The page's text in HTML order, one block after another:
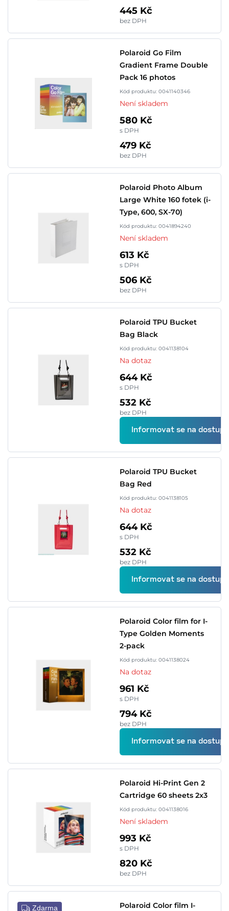
445 Kč
bez DPH
Polaroid Go Film
Gradient Frame Double
Pack 16 photos
Kód produktu: 0041140346
Není skladem
580 Kč
s DPH
479 Kč
bez DPH
Polaroid Photo Album
Large White 160 fotek (i-
Type, 600, SX-70)
Kód produktu: 0041894240
Není skladem
613 Kč
s DPH
506 Kč
bez DPH
Polaroid TPU Bucket
Bag Black
Kód produktu: 0041138104
Na dotaz
644 Kč
s DPH
532 Kč
bez DPH
Informovat se na
Polaroid TPU Bucket
Bag Red
Kód produktu: 0041138105
Na dotaz
644 Kč
s DPH
532 Kč
bez DPH
Informovat se na
Polaroid Color film for I-
Type Golden Moments
2-pack
Kód produktu: 0041138024
Na dotaz
961 Kč
s DPH
794 Kč
bez DPH
Informovat se na
Polaroid Hi-Print Gen 2
Cartridge 60 sheets 2x3
Kód produktu: 0041138016
Není skladem
993 Kč
s DPH
820 Kč
bez DPH
Zdarma Polaroid Color film I-